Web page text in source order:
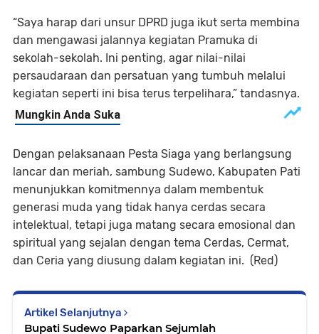
“Saya harap dari unsur DPRD juga ikut serta membina
dan mengawasi jalannya kegiatan Pramuka di
sekolah-sekolah. Ini penting, agar nilai-nilai
persaudaraan dan persatuan yang tumbuh melalui
kegiatan seperti ini bisa terus terpelihara,” tandasnya.
Dengan pelaksanaan Pesta Siaga yang berlangsung
lancar dan meriah, sambung Sudewo, Kabupaten Pati
menunjukkan komitmennya dalam membentuk
generasi muda yang tidak hanya cerdas secara
intelektual, tetapi juga matang secara emosional dan
spiritual yang sejalan dengan tema Cerdas, Cermat,
dan Ceria yang diusung dalam kegiatan ini. (Red)
Artikel Selanjutnya
Bupati Sudewo Paparkan Sejumlah